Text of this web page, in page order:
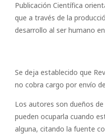
Publicación Científica
que a través de la
desarrollo al ser humano
Se deja establecido que
no cobra cargo por envío
Los autores son dueños
pueden ocuparla cuando
alguna, citando la fuente